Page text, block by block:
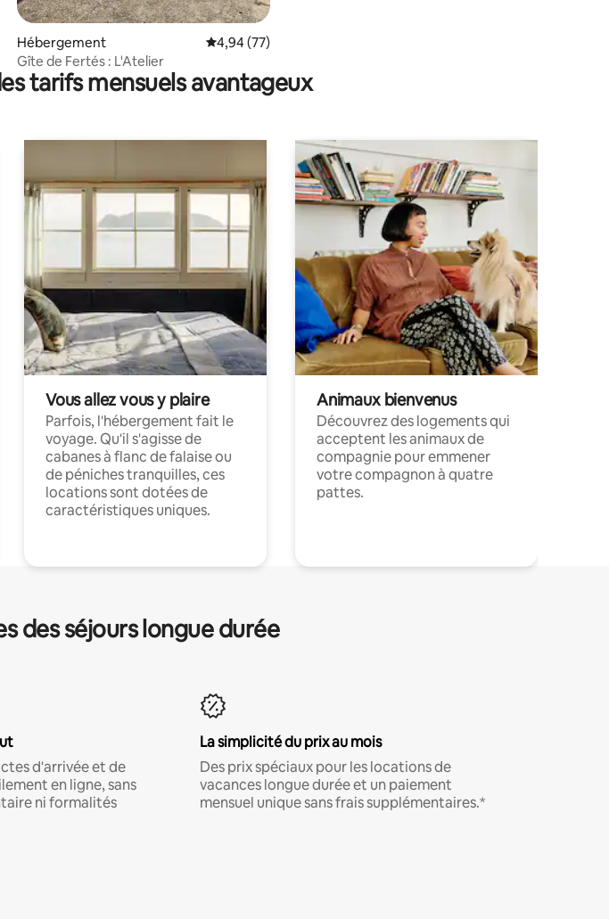
Hébergement Évaluation moyenne sur la base de 77 commentaires : 4,94 sur 5
4,94 (77)
Gîte de Fertés : L'Atelier
tarifs mensuels avantageux
Vous allez vous y plaire
Parfois, l'hébergement fait le
voyage. Qu'il s'agisse de
cabanes à flanc de falaise ou
de péniches tranquilles, ces
locations sont dotées de
caractéristiques uniques.
Animaux bienvenus
Découvrez des logements qui
acceptent les animaux de
compagnie pour emmener
votre compagnon à quatre
pattes.
des séjours longue durée
d'arrivée et de
en ligne, sans
ni formalités
La simplicité du prix au mois
Des prix spéciaux pour les locations de
vacances longue durée et un paiement
mensuel unique sans frais supplémentaires.*